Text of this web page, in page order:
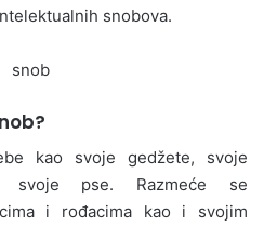
snobova.
kao svoje gedžete, svoje
svoje pse. Razmeće se
i rođacima kao i svojim